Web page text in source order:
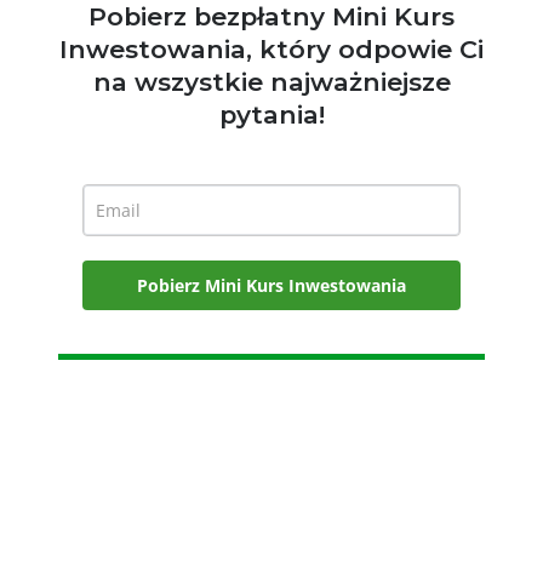
Pobierz bezpłatny Mini Kurs
Inwestowania, który odpowie Ci
na wszystkie najważniejsze
pytania!
Pobierz Mini Kurs Inwestowania